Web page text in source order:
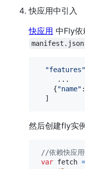
快应用中引入
快应用 中Fly依
manifest.json
"features"
     ...
{"name" :
]
然后创建fly实
//依赖快应
var fetch =